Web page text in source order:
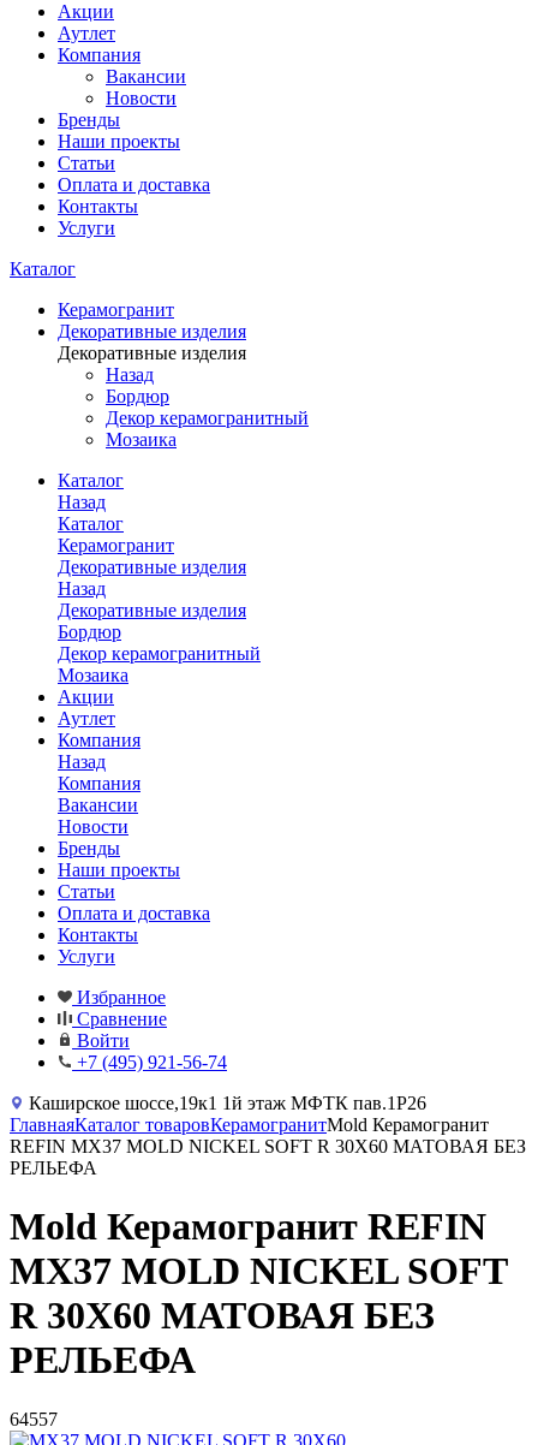
Акции
Аутлет
Компания
Вакансии
Новости
Бренды
Наши проекты
Статьи
Оплата и доставка
Контакты
Услуги
Каталог
Керамогранит
Декоративные изделия
Декоративные изделия
Назад
Бордюр
Декор керамогранитный
Мозаика
Каталог
Назад
Каталог
Керамогранит
Декоративные изделия
Назад
Декоративные изделия
Бордюр
Декор керамогранитный
Мозаика
Акции
Аутлет
Компания
Назад
Компания
Вакансии
Новости
Бренды
Наши проекты
Статьи
Оплата и доставка
Контакты
Услуги
Избранное
Сравнение
Войти
+7 (495) 921-56-74
Каширское шоссе,19к1 1й этаж МФТК пав.1Р26
ГлавнаяКаталог товаровКерамогранитMold Керамогранит
REFIN MX37 MOLD NICKEL SOFT R 30X60 МАТОВАЯ БЕЗ
РЕЛЬЕФА
Mold Керамогранит REFIN
MX37 MOLD NICKEL SOFT
R 30X60 МАТОВАЯ БЕЗ
РЕЛЬЕФА
64557